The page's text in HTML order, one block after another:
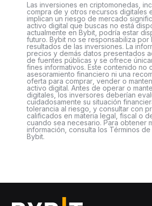
Las inversiones en criptomonedas,
compra de y otros recursos digitales
implican un riesgo de mercado
activo digital que buscas no está
actualmente en Bybit, podría estar
futuro. Bybit no se responsabiliza por
resultados de las inversiones. La
precios y demás datos presentados
de fuentes públicas y se ofrece
fines informativos. Este contenido no
asesoramiento financiero ni una
oferta para comprar, vender o
activo digital. Antes de operar o
digitales, los inversores deberían
cuidadosamente su situación
tolerancia al riesgo, y consultar con
calificados en materia legal, fiscal o
cuando sea necesario. Para obtener
información, consulta los Términos
Bybit.